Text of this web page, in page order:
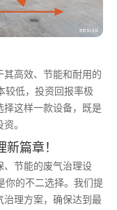
其高效、节能和耐用的
较低，投资回报率极
择这样一款设备，既是
。
篇章！
、节能的废气治理设
你的不二选择。我们提
治理方案，确保达到最